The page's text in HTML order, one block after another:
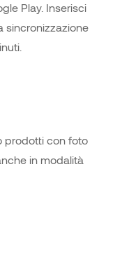
Play. Inserisci
sincronizzazione
prodotti con foto
in modalità